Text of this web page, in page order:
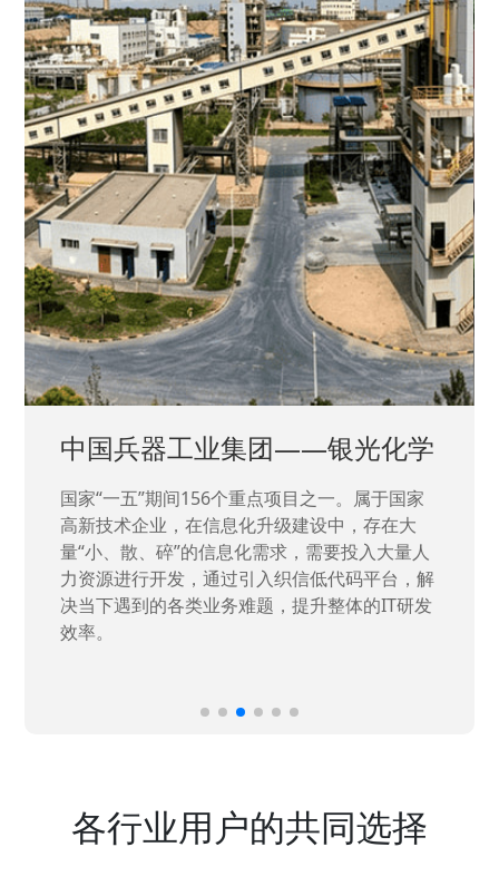
中国兵器工业集团——银光化学
国家“一五”期间156个重点项目之一。属于国家
高新技术企业，在信息化升级建设中，存在大
量“小、散、碎”的信息化需求，需要投入大量人
力资源进行开发，通过引入织信低代码平台，解
决当下遇到的各类业务难题，提升整体的IT研发
效率。
各行业用户的共同选择